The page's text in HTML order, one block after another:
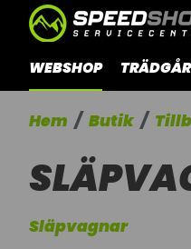
WEBSHOP
Hem Butik
Släpvagnar